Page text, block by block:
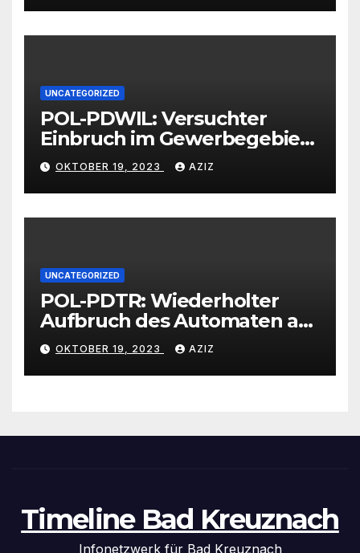
UNCATEGORIZED
POL-PDWIL: Versuchter
Einbruch im Gewerbegebiet
Wittlich
OKTOBER 19, 2023 AZIZ
UNCATEGORIZED
POL-PDTR: Wiederholter
Aufbruch des Automaten am
Wohnmobilstellplatz in
Hermeskeil am Labachweg
OKTOBER 19, 2023 AZIZ
Timeline Bad Kreuznach
Infonetzwerk für Bad Kreuznach